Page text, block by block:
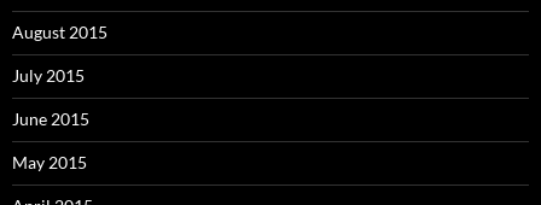
August 2015
July 2015
June 2015
May 2015